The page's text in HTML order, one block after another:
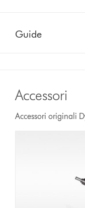
Guide
Accessori
Accessori originali